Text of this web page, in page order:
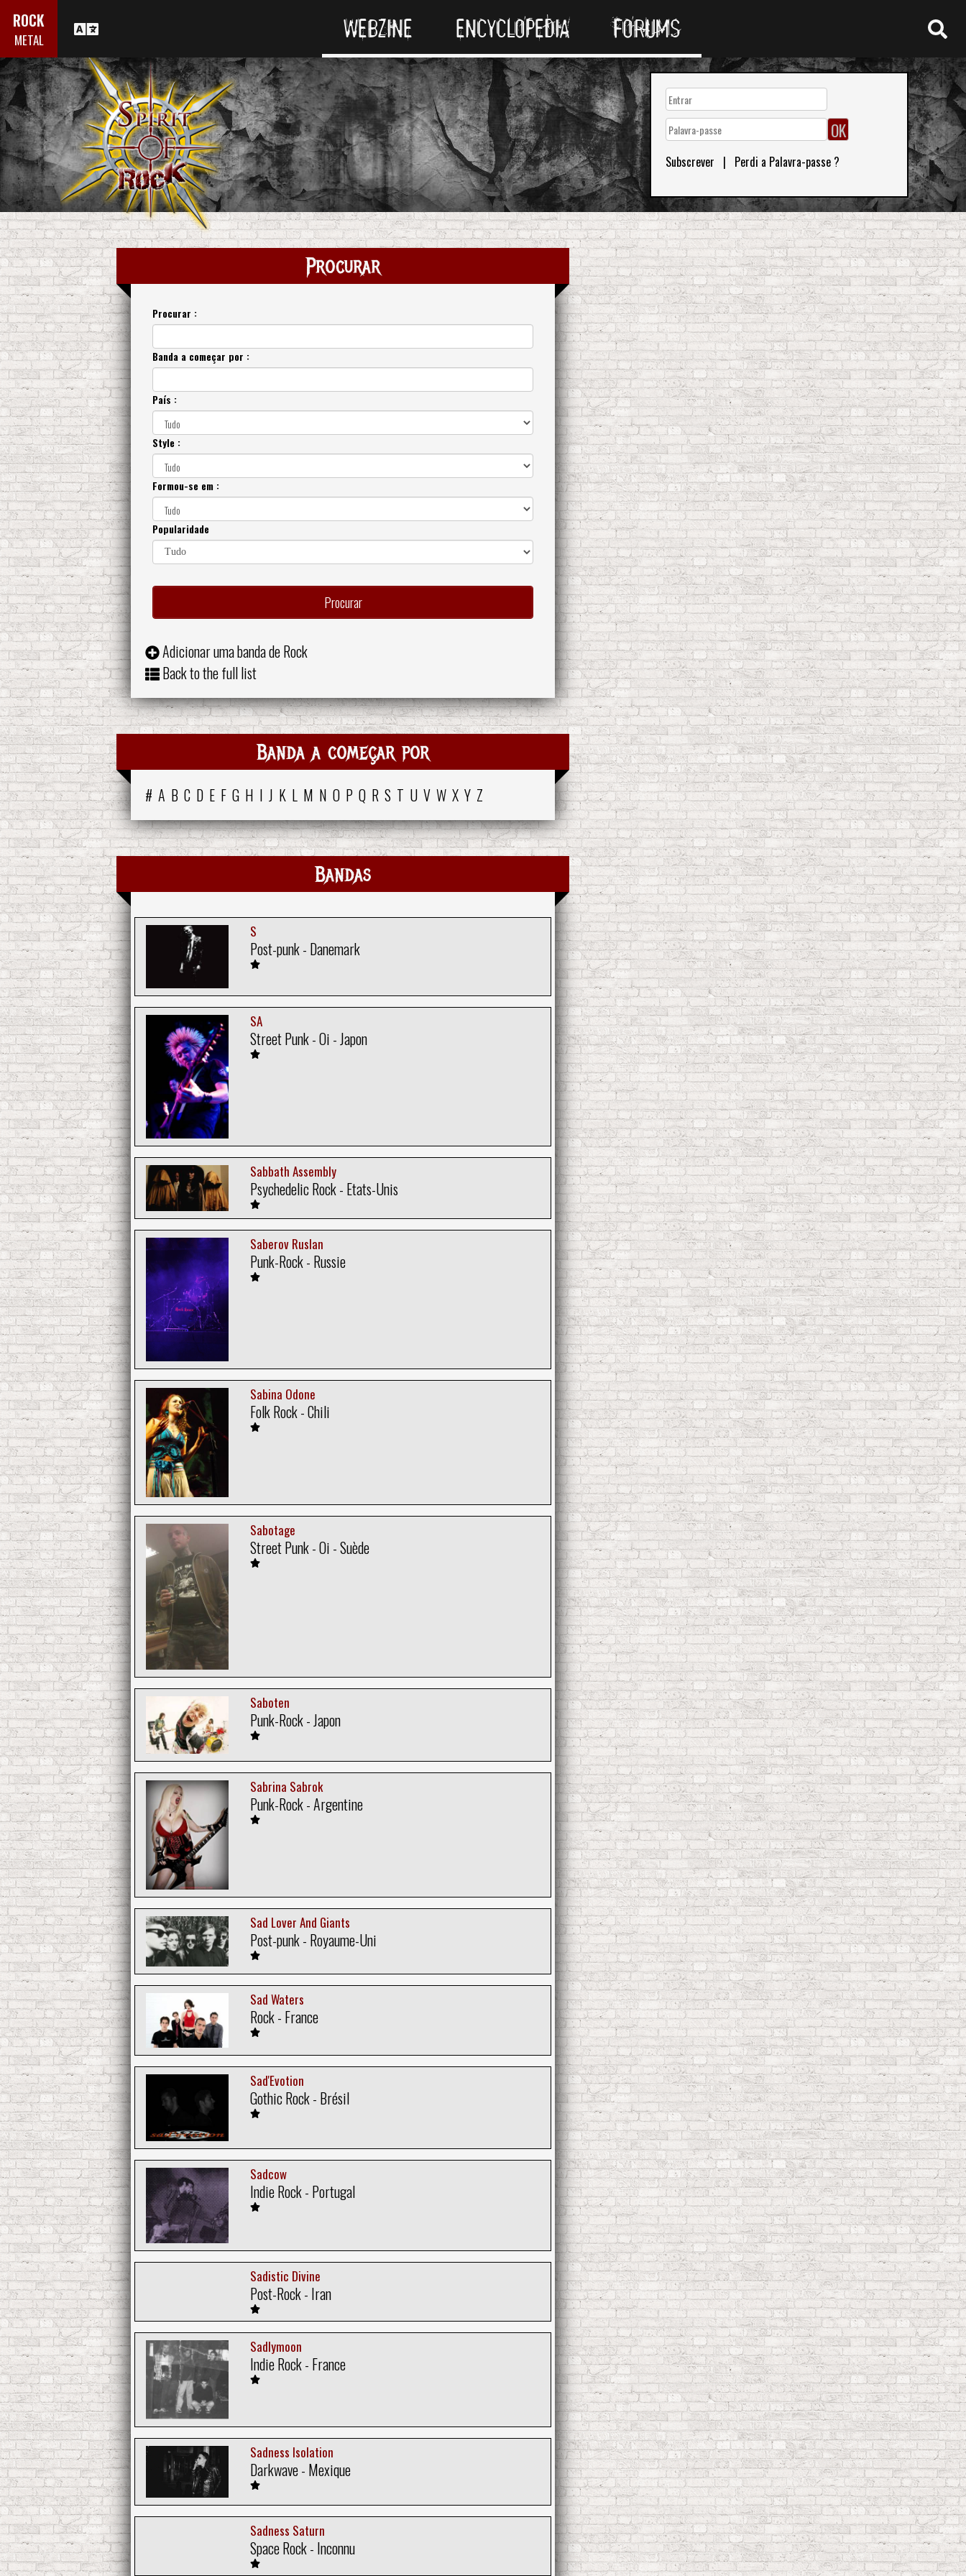
ROCK
METAL WEBZINE ENCYCLOPEDIA FORUMS
Subscrever | Perdi a Palavra-passe ?
Procurar
Procurar :
Banda a começar por :
País :
Style :
Formou-se em :
Popularidade
Adicionar uma banda de Rock
Back to the full list
Banda a começar por
# A B C D E F G H I J K L M N O P Q R S T U V W X Y Z
Bandas
S
Post-punk - Danemark
SA
Street Punk - Oi - Japon
Sabbath Assembly
Psychedelic Rock - Etats-Unis
Saberov Ruslan
Punk-Rock - Russie
Sabina Odone
Folk Rock - Chili
Sabotage
Street Punk - Oi - Suède
Saboten
Punk-Rock - Japon
Sabrina Sabrok
Punk-Rock - Argentine
Sad Lover And Giants
Post-punk - Royaume-Uni
Sad Waters
Rock - France
Sad'Evotion
Gothic Rock - Brésil
Sadcow
Indie Rock - Portugal
Sadistic Divine
Post-Rock - Iran
Sadlymoon
Indie Rock - France
Sadness Isolation
Darkwave - Mexique
Sadness Saturn
Space Rock - Inconnu